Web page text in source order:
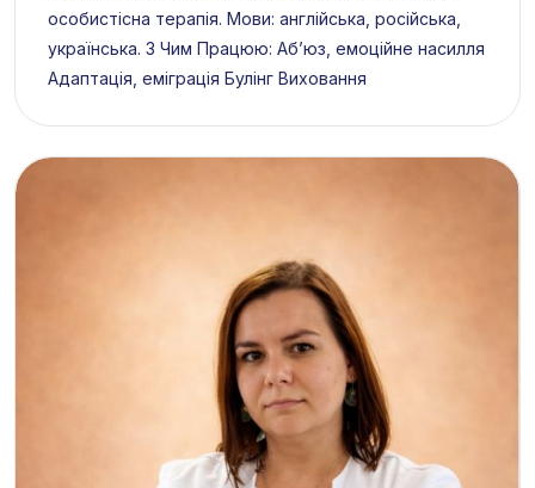
особистісна терапія. Мови: англійська, російська,
українська. З Чим Працюю: Абʼюз, емоційне насилля
Адаптація, еміграція Булінг Виховання